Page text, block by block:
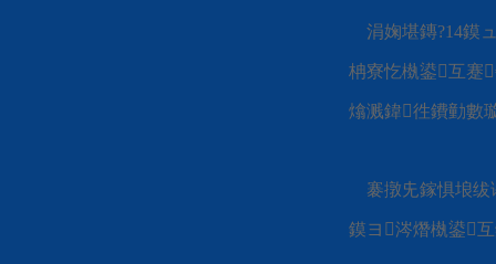
涓婅堪鏄?14鏌
柟寮忔槸鍙互蹇
熻溅鍏徃鐨勭數
褰撴兂鎵惧埌绂
鏌ヨ涔熸槸鍙